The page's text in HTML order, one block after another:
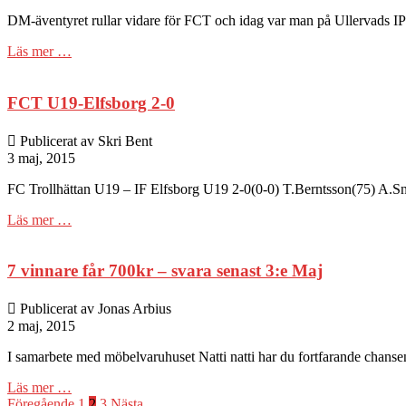
DM-äventyret rullar vidare för FCT och idag var man på Ullervads
Läs mer …
FCT U19-Elfsborg 2-0
Publicerat av Skri Bent
3 maj, 2015
FC Trollhättan U19 – IF Elfsborg U19 2-0(0-0) T.Berntsson(75)
Läs mer …
7 vinnare får 700kr – svara senast 3:e Maj
Publicerat av Jonas Arbius
2 maj, 2015
I samarbete med möbelvaruhuset Natti natti har du fortfarande
Läs mer …